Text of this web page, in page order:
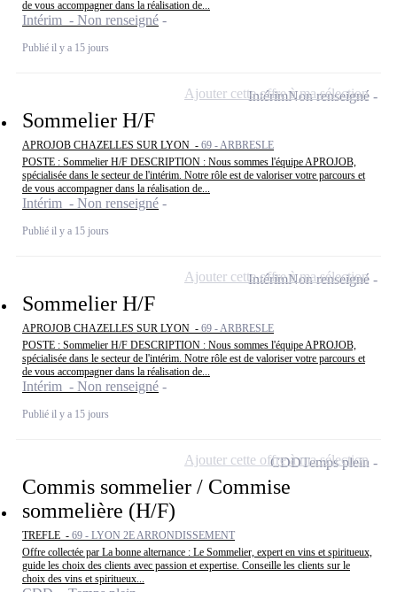
de vous accompagner dans la réalisation de...
Intérim - Non renseigné
Publié il y a 15 jours
Sommelier H/F
APROJOB CHAZELLES SUR LYON - 69 - ARBRESLE
POSTE : Sommelier H/F DESCRIPTION : Nous sommes l'équipe APROJOB,
spécialisée dans le secteur de l'intérim. Notre rôle est de valoriser votre parcours et
de vous accompagner dans la réalisation de...
Intérim - Non renseigné
Publié il y a 15 jours
IntérimNon renseigné
Ajouter cette offre à ma sélection
Sommelier H/F
APROJOB CHAZELLES SUR LYON - 69 - ARBRESLE
POSTE : Sommelier H/F DESCRIPTION : Nous sommes l'équipe APROJOB,
spécialisée dans le secteur de l'intérim. Notre rôle est de valoriser votre parcours et
de vous accompagner dans la réalisation de...
Intérim - Non renseigné
Publié il y a 15 jours
IntérimNon renseigné
Ajouter cette offre à ma sélection
Commis sommelier / Commise
sommelière (H/F)
TREFLE - 69 - LYON 2E ARRONDISSEMENT
Offre collectée par La bonne alternance : Le Sommelier, expert en vins et spiritueux,
guide les choix des clients avec passion et expertise. Conseille les clients sur le
choix des vins et spiritueux...
CDDTemps plein
Ajouter cette offre à ma sélection